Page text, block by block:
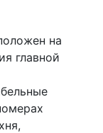
на
главной